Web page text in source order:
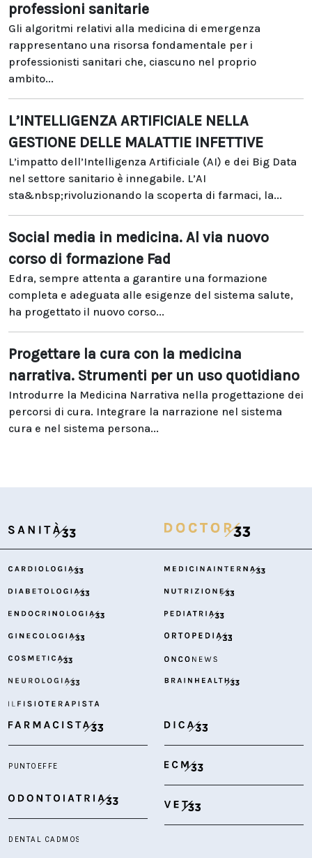
professioni sanitarie
Gli algoritmi relativi alla medicina di emergenza
rappresentano una risorsa fondamentale per i
professionisti sanitari che, ciascuno nel proprio
ambito...
L’INTELLIGENZA ARTIFICIALE NELLA
GESTIONE DELLE MALATTIE INFETTIVE
L’impatto dell’Intelligenza Artificiale (AI) e dei Big Data
nel settore sanitario è innegabile. L’AI
sta&nbsp;rivoluzionando la scoperta di farmaci, la...
Social media in medicina. Al via nuovo
corso di formazione Fad
Edra, sempre attenta a garantire una formazione
completa e adeguata alle esigenze del sistema salute,
ha progettato il nuovo corso...
Progettare la cura con la medicina
narrativa. Strumenti per un uso quotidiano
Introdurre la Medicina Narrativa nella progettazione dei
percorsi di cura. Integrare la narrazione nel sistema
cura e nel sistema persona...